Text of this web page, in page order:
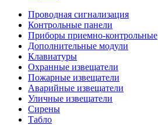
Проводная сигнализация
Контрольные панели
Приборы приемно-контрольные
Дополнительные модули
Клавиатуры
Охранные извещатели
Пожарные извещатели
Аварийные извещатели
Уличные извещатели
Сирены
Табло